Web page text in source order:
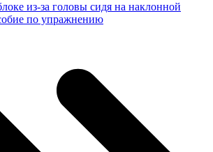
из-за головы сидя на наклонной
по упражнению